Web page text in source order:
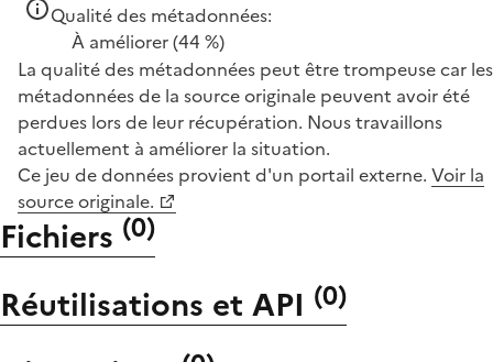
Qualité des métadonnées:
À améliorer(44 %)
La qualité des métadonnées peut être trompeuse car les
métadonnées de la source originale peuvent avoir été
perdues lors de leur récupération. Nous travaillons
actuellement à améliorer la situation.
Ce jeu de données provient d'un portail externe. Voir la
source originale.
Fichiers (0)
Réutilisations et API (0)